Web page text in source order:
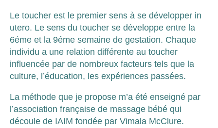
Le toucher est le premier sens à se développer in
utero. Le sens du toucher se développe entre la
6éme et la 9éme semaine de gestation. Chaque
individu a une relation différente au toucher
influencée par de nombreux facteurs tels que la
culture, l’éducation, les expériences passées.
La méthode que je propose m’a été enseigné par
l’association française de massage bébé qui
découle de IAIM fondée par Vimala McClure.